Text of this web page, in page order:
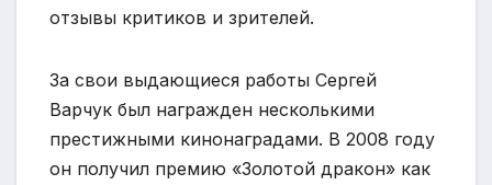
отзывы критиков и зрителей.
За свои выдающиеся работы Сергей
Варчук был награжден несколькими
престижными кинонаградами. В 2008 году
он получил премию «Золотой дракон» как